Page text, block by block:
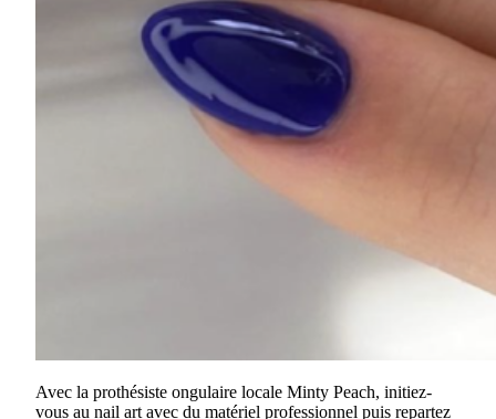
Avec la prothésiste ongulaire locale Minty Peach, initiez-
vous au nail art avec du matériel professionnel puis repartez